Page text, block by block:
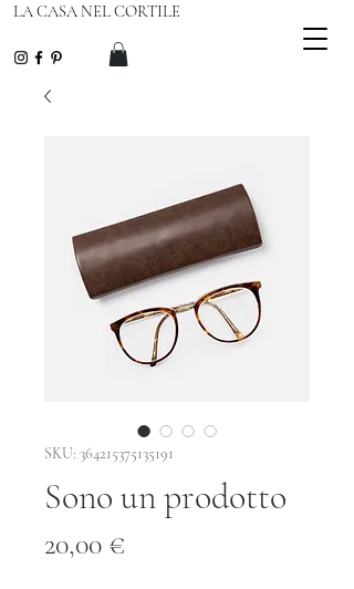
LA CASA NEL CORTILE
SKU: 364215375135191
Sono un prodotto
20,00 €